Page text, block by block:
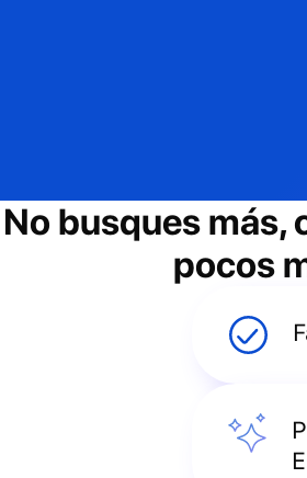
No busques más,
pocos